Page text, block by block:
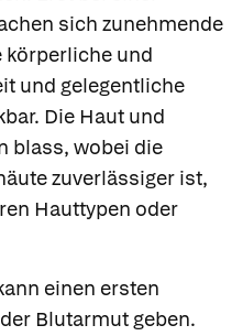
sich zunehmende
körperliche und
und gelegentliche
Die Haut und
blass, wobei die
zuverlässiger ist,
Hauttypen oder
einen ersten
Blutarmut geben.